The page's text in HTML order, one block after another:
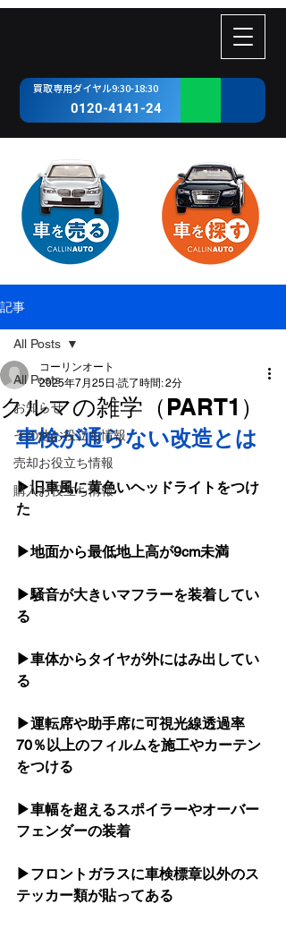
​買取専用ダイヤル9:30-18:30
0120-4141-24
記事
All Posts
お知らせ
その他お役立ち情報
売却お役立ち情報
購入お役立ち情報
All Posts
クルマの雑学（PART1）
コーリンオート
2025年7月25日 読了時間: 2分
車検が通らない改造とは
▶旧車風に黄色いヘッドライトをつけ
た
▶地面から最低地上高が9cm未満
▶騒音が大きいマフラーを装着してい
▶車体からタイヤが外にはみ出してい
る
▶運転席や助手席に可視光線透過率
70％以上のフィルムを施工やカーテン
をつける
▶車幅を超えるスポイラーやオーバー
フェンダーの装着
▶フロントガラスに車検標章以外のス
テッカー類が貼ってある